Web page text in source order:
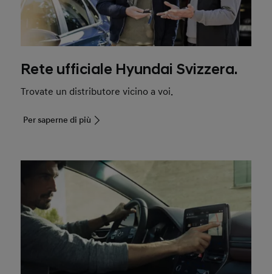
Rete ufficiale Hyundai Svizzera.
Trovate un distributore vicino a voi.
Per saperne di più